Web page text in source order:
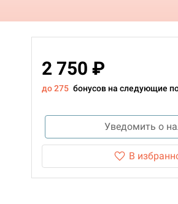
2 750 ₽
до 275 бонусов на следующие
Уведомить о
В